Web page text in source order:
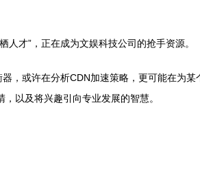
才”，正在成为文娱科技公司的抢手资源。
，或许在分析CDN加速策略，更可能在为某
以及将兴趣引向专业发展的智慧。